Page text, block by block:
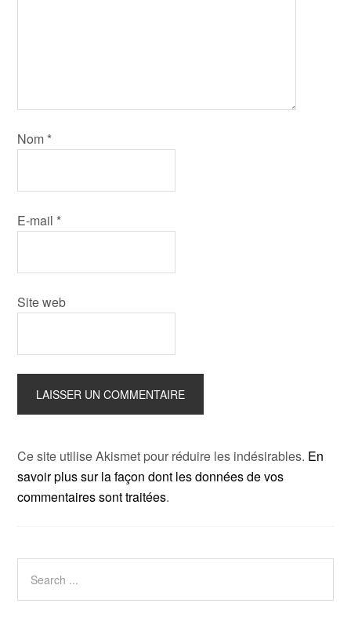
Nom *
E-mail *
Site web
Ce site utilise Akismet pour réduire les indésirables. En
savoir plus sur la façon dont les données de vos
commentaires sont traitées.